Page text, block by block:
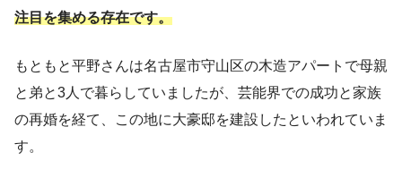
注目を集める存在です。
もともと平野さんは名古屋市守山区の木造アパートで母親
と弟と3人で暮らしていましたが、芸能界での成功と家族
の再婚を経て、この地に大豪邸を建設したといわれていま
す。